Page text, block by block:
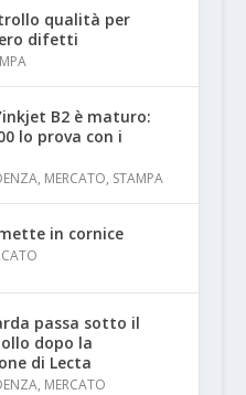
qualità per
difetti
B2 è maturo:
lo prova con i
, MERCATO, STAMPA
in cornice
passa sotto il
dopo la
di Lecta
, MERCATO